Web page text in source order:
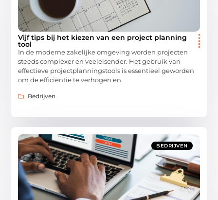
Vijf tips bij het kiezen van een project planning
tool
In de moderne zakelijke omgeving worden projecten
steeds complexer en veeleisender. Het gebruik van
effectieve projectplanningstools is essentieel geworden
om de efficiëntie te verhogen en
Bedrijven
BEDRIJVEN